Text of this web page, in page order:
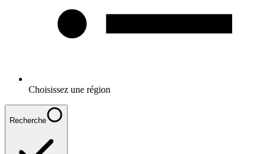
Choisissez une région
Recherche